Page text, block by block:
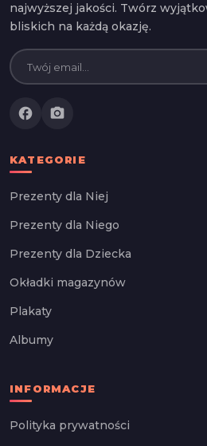
najwyższej jakości. Twórz
bliskich na każdą okazję.
facebook photo_camera
KATEGORIE
Prezenty dla Niej
Prezenty dla Niego
Prezenty dla Dziecka
Okładki magazynów
Plakaty
Albumy
INFORMACJE
Polityka prywatności